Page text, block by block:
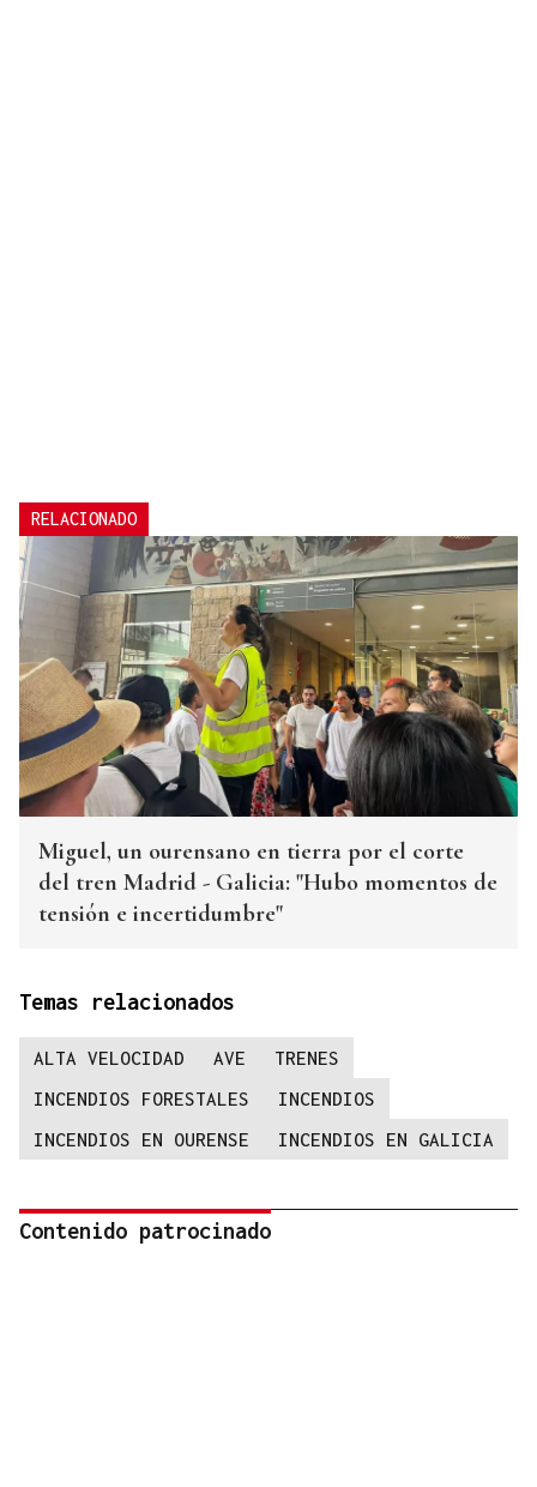
RELACIONADO
Miguel, un ourensano en tierra por el corte
del tren Madrid - Galicia: "Hubo momentos de
tensión e incertidumbre"
Temas relacionados
ALTA VELOCIDAD AVE
TRENES
INCENDIOS FORESTALES
INCENDIOS
INCENDIOS EN OURENSE
INCENDIOS EN GALICIA
Contenido patrocinado